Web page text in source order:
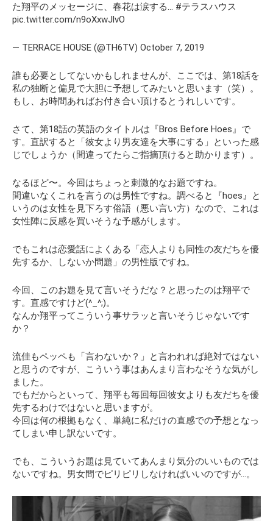
た翔平のメッセージに、春花は涙する… #テラスハウス
pic.twitter.com/n9oXxwJlvO
— TERRACE HOUSE (@TH6TV) October 7, 2019
誰も必要としてないかもしれませんが、ここでは、第18話を
私の独断と偏見で大胆に予想してみたいと思います（笑）。
もし、お時間あればお付き合い頂けるとうれしいです。
さて、第18話の英語のタイトルは 『Bros Before Hoes』 で
す。直訳すると
「彼女より男友達を大事にする」
といった感
じでしょうか（間違ってたらご指摘頂けると助かります）。
なるほど〜。今回はちょっと刺激的なお題ですね。
間違いなくこれを言うのは男性ですね。調べると
『hoes』
と
いうのは女性を見下ろす俗語（悪い言い方） なので、これは
女性陣に反感を買いそうな予感がします。
でもこれは恋愛話によくある
「恋人よりも同性の友だちを優
先するか、しないか問題」 の男性版ですね。
今回、このお題を見て言いそうだな？と思ったのは翔平で
す。直感ですけど(^_^;)。
なんか翔平ってこういう事サラッと言いそうじゃないです
か？
流佳もペッペも「言わないか？」と言われれば絶対ではない
と思うのですが、こういう事はあんまり言わなそうな気がし
ました。
でもだからといって、翔平も毎回毎回彼女よりも友だちを優
先するわけではないと思いますが。
今回は何の根拠もなく、単純に私だけの直感での予想となっ
てしまい申し訳ないです。
でも、こういうお題は見ていてあんまり気分のいいものでは
ないですね。男女間でピリピリしなければいいのですが…。